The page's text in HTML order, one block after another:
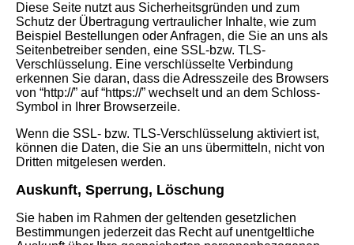
Diese Seite nutzt aus Sicherheitsgründen und zum
Schutz der Übertragung vertraulicher Inhalte, wie zum
Beispiel Bestellungen oder Anfragen, die Sie an uns als
Seitenbetreiber senden, eine SSL-bzw. TLS-
Verschlüsselung. Eine verschlüsselte Verbindung
erkennen Sie daran, dass die Adresszeile des Browsers
von “http://” auf “https://” wechselt und an dem Schloss-
Symbol in Ihrer Browserzeile.
Wenn die SSL- bzw. TLS-Verschlüsselung aktiviert ist,
können die Daten, die Sie an uns übermitteln, nicht von
Dritten mitgelesen werden.
Auskunft, Sperrung, Löschung
Sie haben im Rahmen der geltenden gesetzlichen
Bestimmungen jederzeit das Recht auf unentgeltliche